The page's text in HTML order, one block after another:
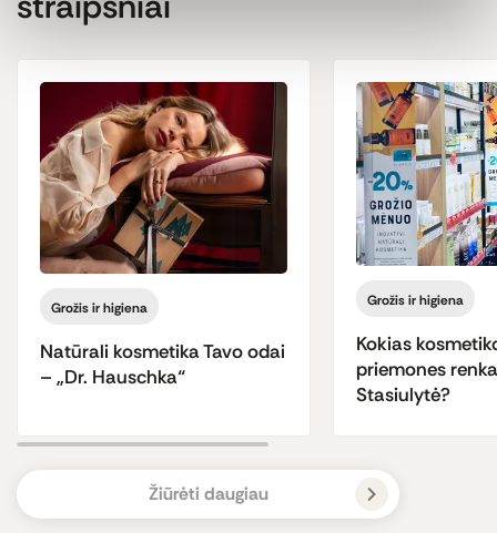
Grožis ir higiena
Natūrali kosmetika Tavo odai
– „Dr. Hauschka“
Grožis ir higiena
Kokias
priemones
Stasiulytė?
Žiūrėti daugiau